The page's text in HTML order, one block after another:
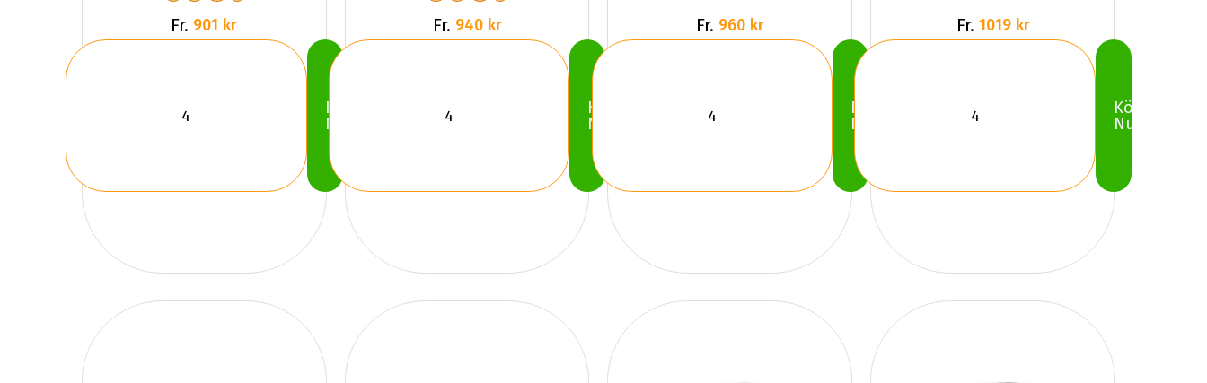
Fr. 901 kr
Köp
Nu
Fr. 940 kr
Köp
Nu
Fr. 960 kr
Köp
Nu
Fr. 1019 kr
Köp
Nu